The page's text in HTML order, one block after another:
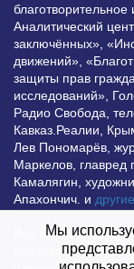
Аналитический
заключённых»,
движений»,
защиты прав
исследований»,
Радио Свобода,
Кавказ.Реалии,
Лев Пономарёв,
Маркелов, главред
Камалягин,
Апахончич. и другие
Все права
использование
Мы